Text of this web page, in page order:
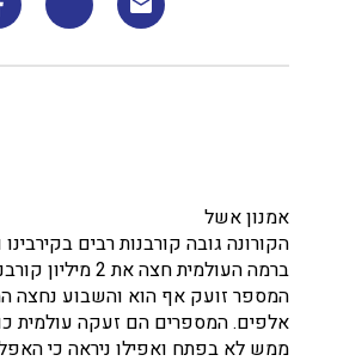
אמנון אשל
הקורונה גובה קורבנות רבים
ברמה העולמית חצה
המספר זועק אף הוא והשבוע נחצה
אלפים. המספרים הם זעקה עולמית
ממש לא בפתח ואפילו ניראה כי